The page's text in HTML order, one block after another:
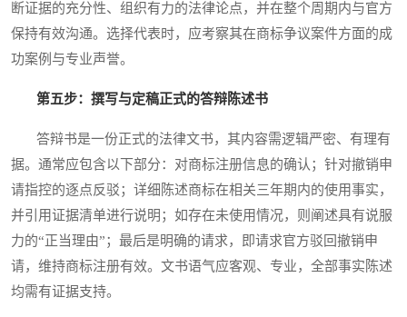
断证据的充分性、组织有力的法律论点，并在整个周期内与官方
保持有效沟通。选择代表时，应考察其在商标争议案件方面的成
功案例与专业声誉。
第五步：撰写与定稿正式的答辩陈述书
答辩书是一份正式的法律文书，其内容需逻辑严密、有理有
据。通常应包含以下部分：对商标注册信息的确认；针对撤销申
请指控的逐点反驳；详细陈述商标在相关三年期内的使用事实，
并引用证据清单进行说明；如存在未使用情况，则阐述具有说服
力的“正当理由”；最后是明确的请求，即请求官方驳回撤销申
请，维持商标注册有效。文书语气应客观、专业，全部事实陈述
均需有证据支持。